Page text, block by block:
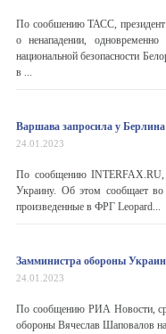
По сообшению ТАСС, президент
о ненападении,
национальной безопасности
в ...
Варшава запросила у
24.01.2023
По сообщению INTERFAX.RU,
Украину. Об этом сообщает во
произведенные в ФРГ Leopard...
Замминистра обороны
24.01.2023
По сообщению РИА Новости,
обороны Вячеслав Шаповалов